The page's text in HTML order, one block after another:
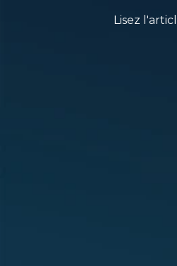
Lisez